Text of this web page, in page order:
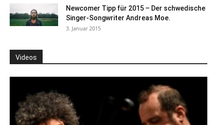
Newcomer Tipp für 2015 – Der schwedische
Singer-Songwriter Andreas Moe.
3. Januar 2015
Videos